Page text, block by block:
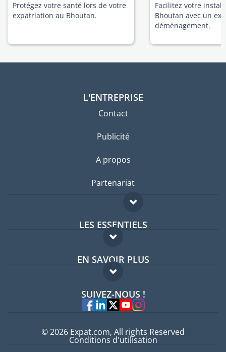
Protégez votre santé lors de votre
expatriation au Bhoutan.
Facilitez votre
Bhoutan avec un
déménagement.
L'ENTREPRISE
Contact
Publicité
A propos
Partenariat
LES ESSENTIELS
Forum expatriés
Guides pays
EN SAVOIR PLUS
FAQ
Experts
SUIVEZ-NOUS !
© 2026 Expat.com, All rights Reserved
Conditions d'utilisation